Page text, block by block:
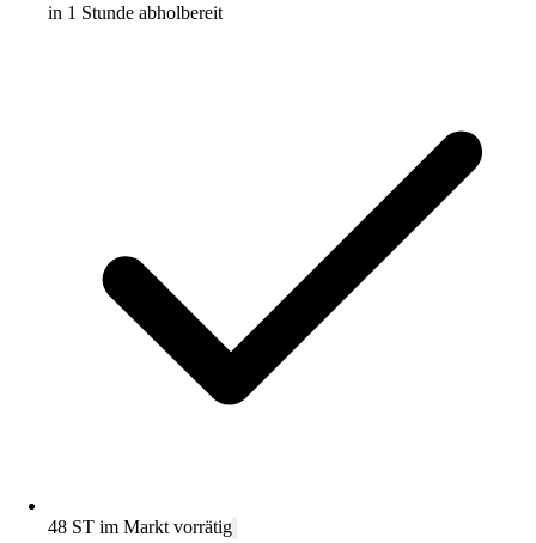
in 1 Stunde abholbereit
48 ST im Markt vorrätig